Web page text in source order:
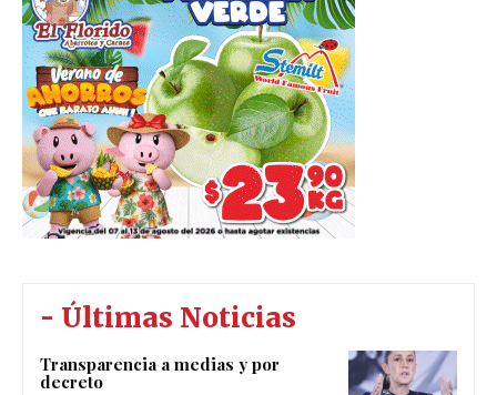
- Últimas Noticias
Transparencia a medias y por
decreto